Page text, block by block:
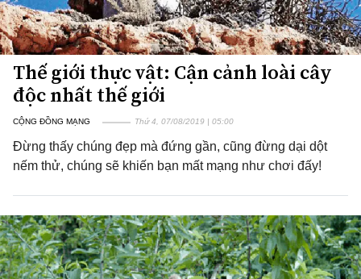
Thế giới thực vật: Cận cảnh loài cây
độc nhất thế giới
CỘNG ĐỒNG MẠNG Thứ 4, 07/08/2019 | 05:00
Đừng thấy chúng đẹp mà đứng gần, cũng đừng dại dột
nếm thử, chúng sẽ khiến bạn mất mạng như chơi đấy!